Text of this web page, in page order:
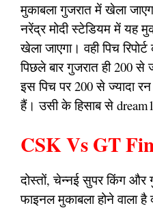
मुकाबला गुजरात में खेला
नरेंद्र मोदी स्टेडियम में यह
खेला जाएगा। वही पिच
पिछले बार गुजरात ही 200 से
इस पिच पर 200 से ज्यादा
हैं। उसी के हिसाब से
CSK Vs GT
दोस्तों, चेन्नई सुपर किंग
फाइनल मुकाबला होने वाला